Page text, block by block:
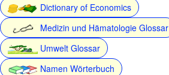
Dictionary of Economics
Medizin und Hämatologie Glossar
Umwelt Glossar
Namen Wörterbuch